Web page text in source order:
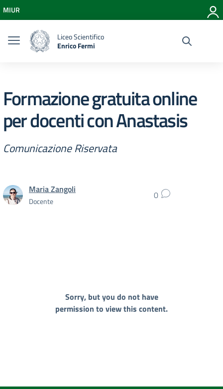
Vai al menu di navigazione
Vai al footer
MIUR
Liceo Scientifico
Enrico Fermi
Formazione gratuita online
per docenti con Anastasis
Comunicazione Riservata
Maria Zangoli
Docente 0
Sorry, but you do not have
permission to view this content.